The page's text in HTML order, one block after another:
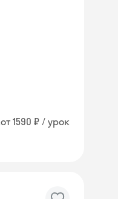
от 1590 ₽ / урок